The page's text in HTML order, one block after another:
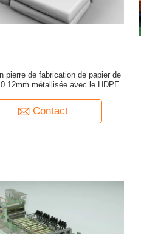
pierre de fabrication de papier de
métallisée avec le HDPE
Contact